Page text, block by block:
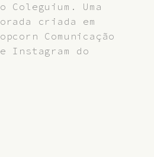
Coleguium. Uma
criada em
Comunicação
Instagram do